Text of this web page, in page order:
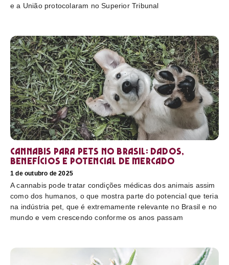
e a União protocolaram no Superior Tribunal
Cannabis para pets no Brasil: dados,
benefícios e potencial de mercado
1 de outubro de 2025
A cannabis pode tratar condições médicas dos animais assim
como dos humanos, o que mostra parte do potencial que teria
na indústria pet, que é extremamente relevante no Brasil e no
mundo e vem crescendo conforme os anos passam